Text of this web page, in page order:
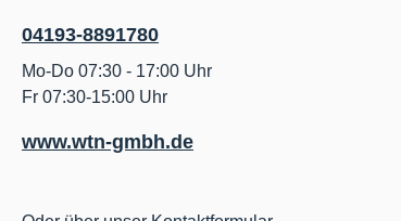
04193-8891780
Mo-Do 07:30 - 17:00 Uhr
Fr 07:30-15:00 Uhr
www.wtn-gmbh.de